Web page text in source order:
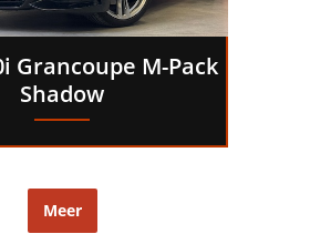
Grancoupe M-Pack
Shadow
Meer